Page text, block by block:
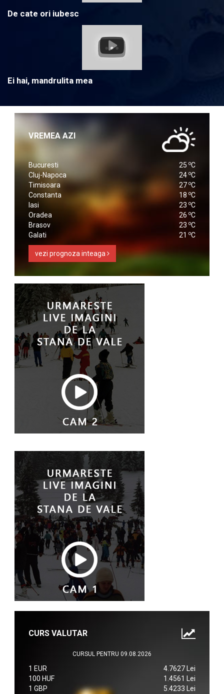
De cate ori iubesc
Ei hai, mandrulita mea
VREMEA AZI
Bucuresti 25 oC
Cluj-Napoca
24 oC
Timisoara
27 oC
Constanta
18 oC
Iasi
23 oC
Oradea
26 oC
Brasov
23 oC
Galati
21 oC
vezi prognoza inteaga
CURS VALUTAR
CURSUL PENTRU 09.08.2026
1 EUR
4.7627 Lei
100 HUF
1.4561 Lei
1 GBP
5.4233 Lei